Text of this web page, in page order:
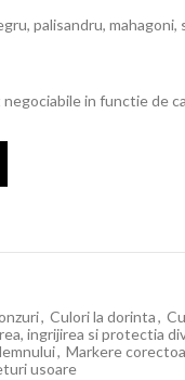
palisandru, mahagoni,
in functie de
, Culori la dorinta,
ingrijirea si protectia
, Markere
usoare